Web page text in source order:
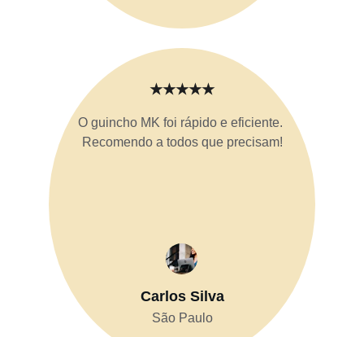
O guincho MK foi rápido e eficiente.
Recomendo a todos que precisam!
Carlos Silva
São Paulo
★★★★★